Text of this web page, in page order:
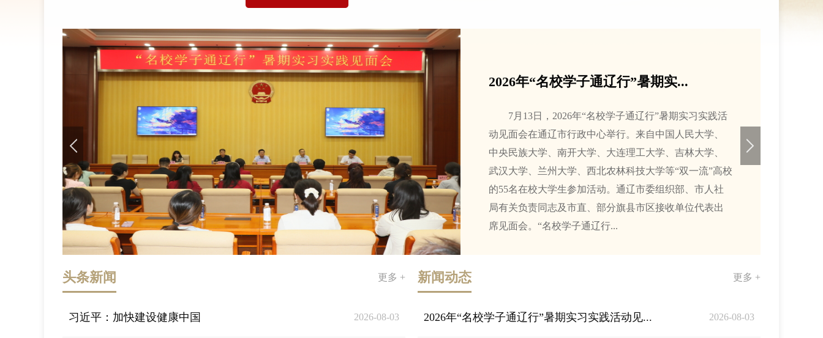
2026年“名校学子通辽行”暑期实...
7月13日，2026年“名校学子通辽行”暑期实习实践活
动见面会在通辽市行政中心举行。来自中国人民大学、
中央民族大学、南开大学、大连理工大学、吉林大学、
武汉大学、兰州大学、西北农林科技大学等“双一流”高校
的55名在校大学生参加活动。通辽市委组织部、市人社
局有关负责同志及市直、部分旗县市区接收单位代表出
席见面会。“名校学子通辽行...
头条新闻 更多 +
习近平：加快建设健康中国 2026-08-03
新闻动态 更多 +
2026年“名校学子通辽行”暑期实习实践活动见... 2026-08-03